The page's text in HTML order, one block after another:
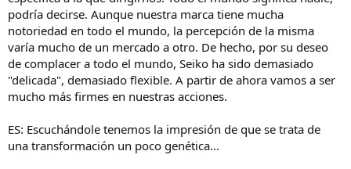
podría decirse. Aunque nuestra marca tiene mucha
notoriedad en todo el mundo, la percepción de la misma
varía mucho de un mercado a otro. De hecho, por su deseo
de complacer a todo el mundo, Seiko ha sido demasiado
"delicada", demasiado flexible. A partir de ahora vamos a ser
mucho más firmes en nuestras acciones.
ES: Escuchándole tenemos la impresión de que se trata de
una transformación un poco genética...